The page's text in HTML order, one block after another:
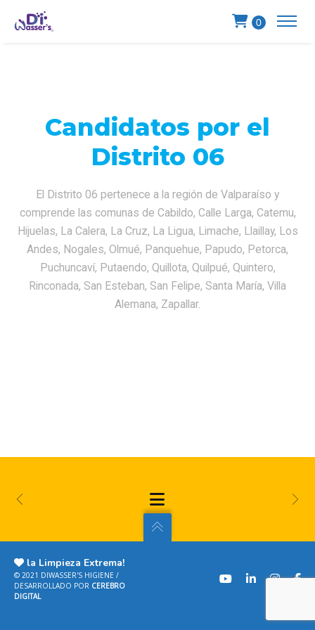
0
Candidatos por el
Distrito 06
El Distrito 06 pertenece a la región de Valparaíso y
comprende las comunas de Cabildo, Calle Larga, Catemu,
Hijuelas, La Calera, La Cruz, La Ligua, Limache, Llaillay, Los
Andes, Nogales, Olmué, Panquehue, Papudo, Petorca,
Puchuncaví, Putaendo, Quillota, Quilpué, Quintero,
Rinconada, San Esteban, San Felipe, Santa María, Villa
Alemana, Zapallar.
la Limpieza Extrema!
© 2021 DIWASSER'S HIGIENE /
DESARROLLADO POR CEREBRO
DIGITAL